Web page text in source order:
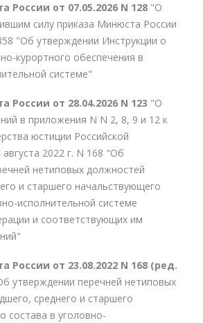
России от 07.05.2026 N 128 "О
силу приказа Минюста России
"Об утверждении Инструкции о
курортного обеспечения в
системе"
России от 28.04.2026 N 123 "О
в приложения N N 2, 8, 9 и 12 к
юстиции Российской
2022 г. N 168 "Об
нетиповых должностей
и старшего начальствующего
исполнительной системе
и соответствующих им
России от 23.08.2022 N 168 (ред.
утверждении перечней нетиповых
среднего и старшего
состава в уголовно-